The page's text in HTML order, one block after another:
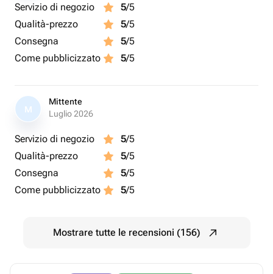
Servizio di negozio 5/5
Qualità-prezzo
5/5
Consegna
5/5
Come pubblicizzato
5/5
M
Mittente
Luglio 2026
Servizio di negozio 5/5
Qualità-prezzo
5/5
Consegna
5/5
Come pubblicizzato
5/5
Mostrare tutte le recensioni (156)